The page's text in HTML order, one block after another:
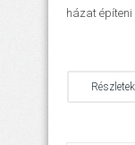
házat építeni
Részletek